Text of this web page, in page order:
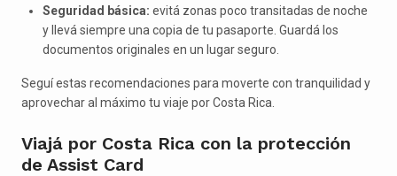
Seguridad básica: evitá zonas poco transitadas de noche
y llevá siempre una copia de tu pasaporte. Guardá los
documentos originales en un lugar seguro.
Seguí estas recomendaciones para moverte con tranquilidad y
aprovechar al máximo tu viaje por Costa Rica.
Viajá por Costa Rica con la protección
de Assist Card